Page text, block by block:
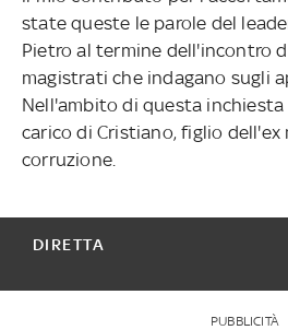
state queste le parole del
Pietro al termine dell'incontro
magistrati che indagano sugli
Nell'ambito di questa
carico di Cristiano, figlio dell'ex
corruzione.
DIRETTA
PUBBLICITÀ